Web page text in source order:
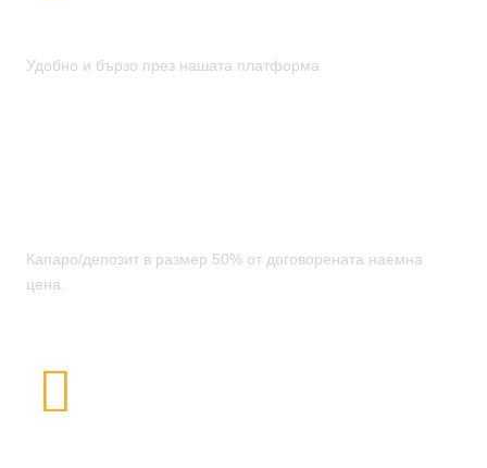
Удобно и бързо през нашата платформа
Капаро/депозит в размер 50% от договорената наемна
цена.